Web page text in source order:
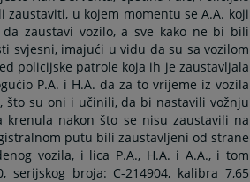
zaustaviti, u kojem momentu se A.A. koji
zaustavi vozilo, a sve kako ne bi bili
svjesni, imajući u vidu da su sa vozilom
policijske patrole koja ih je zaustavljala
P.A. i H.A. da za to vrijeme iz vozila
što su oni i učinili, da bi nastavili vožnju
krenula nakon što se nisu zaustavili na
putu bili zaustavljeni od strane
vozila, i lica P.A., H.A. i A.A., i tom
broja: C-214904, kalibra 7,65